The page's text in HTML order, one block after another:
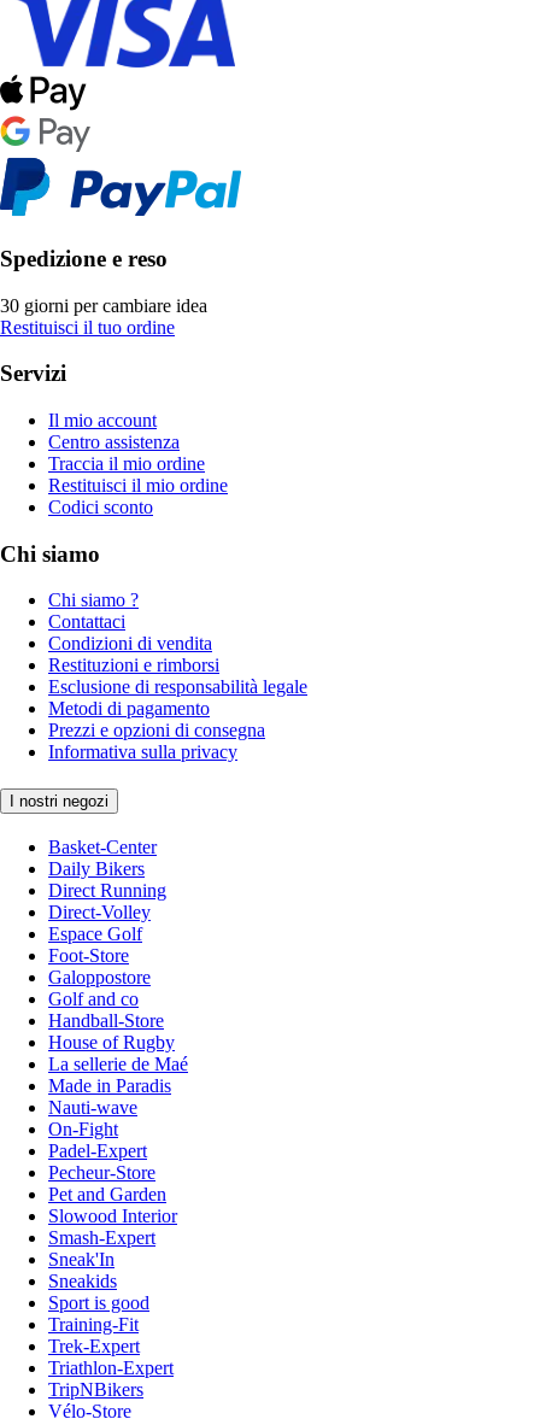
Spedizione e reso
30 giorni per cambiare idea
Restituisci il tuo ordine
Servizi
Il mio account
Centro assistenza
Traccia il mio ordine
Restituisci il mio ordine
Codici sconto
Chi siamo
Chi siamo ?
Contattaci
Condizioni di vendita
Restituzioni e rimborsi
Esclusione di responsabilità legale
Metodi di pagamento
Prezzi e opzioni di consegna
Informativa sulla privacy
I nostri negozi
Basket-Center
Daily Bikers
Direct Running
Direct-Volley
Espace Golf
Foot-Store
Galoppostore
Golf and co
Handball-Store
House of Rugby
La sellerie de Maé
Made in Paradis
Nauti-wave
On-Fight
Padel-Expert
Pecheur-Store
Pet and Garden
Slowood Interior
Smash-Expert
Sneak'In
Sneakids
Sport is good
Training-Fit
Trek-Expert
Triathlon-Expert
TripNBikers
Vélo-Store